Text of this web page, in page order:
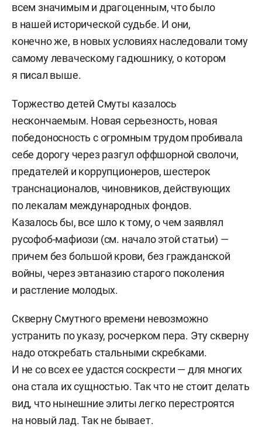
всем значимым и драгоценным, что было
в нашей исторической судьбе. И они,
конечно же, в новых условиях наследовали тому
самому леваческому гадюшнику, о котором
я писал выше.
Торжество детей Смуты казалось
нескончаемым. Новая серьезность, новая
победоносность с огромным трудом пробивала
себе дорогу через разгул оффшорной сволочи,
предателей и коррупционеров, шестерок
транснационалов, чиновников, действующих
по лекалам международных фондов.
Казалось бы, все шло к тому, о чем заявлял
русофоб-мафиози (см. начало этой статьи) —
причем без большой крови, без гражданской
войны, через эвтаназию старого поколения
и растление молодых.
Скверну Смутного времени невозможно
устранить по указу, росчерком пера. Эту скверну
надо отскребать стальными скребками.
И не со всех ее удастся соскрести — для многих
она стала их сущностью. Так что не стоит делать
вид, что нынешние элиты легко перестроятся
на новый лад. Так не бывает.